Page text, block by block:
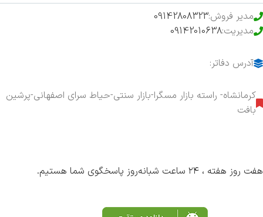
مدیر فروش:09142808323
مدیریت:09142010638
آدرس دفاتر:
کرمانشاه- راسته بازار مسگرا-بازار سنتی-حیاط سرای اصفهانی-پرشین
بافت
هفت روز هفته ، ۲۴ ساعت شبانه‌روز پاسخگوی شما هستیم.